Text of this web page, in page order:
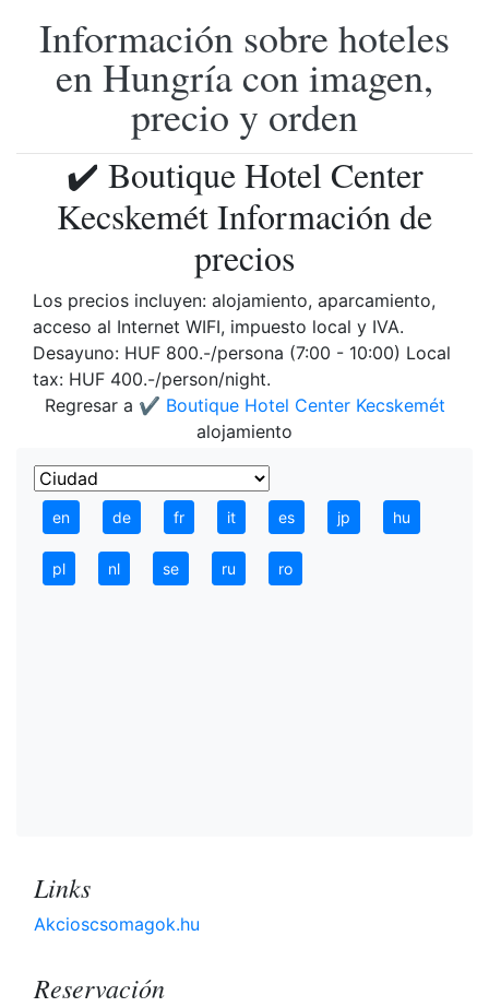
Información sobre hoteles
en Hungría con imagen,
precio y orden
✔️ Boutique Hotel Center
Kecskemét Información de
precios
Los precios incluyen: alojamiento, aparcamiento,
acceso al Internet WIFI, impuesto local y IVA.
Desayuno: HUF 800.-/persona (7:00 - 10:00) Local
tax: HUF 400.-/person/night.
Regresar a ✔️ Boutique Hotel Center Kecskemét
alojamiento
en de fr it es jp hu
pl nl se ru ro
Links
Akcioscsomagok.hu
Reservación